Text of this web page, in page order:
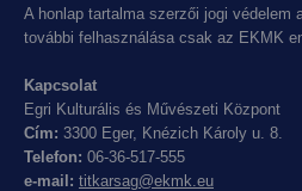
A honlap tartalma szerzői jogi védelem
további felhasználása csak az EKMK
Kapcsolat
Egri Kulturális és Művészeti Központ
Cím: 3300 Eger, Knézich Károly u. 8.
Telefon: 06-36-517-555
e-mail: titkarsag@ekmk.eu